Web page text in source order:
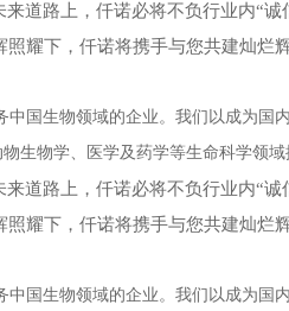
道路上，仟诺必将不负行业内“
耀下，仟诺将携手与您共建灿烂
国生物领域的企业。我们以成为国
生物学、医学及药学等生命科学领域
道路上，仟诺必将不负行业内“
耀下，仟诺将携手与您共建灿烂
国生物领域的企业。我们以成为国